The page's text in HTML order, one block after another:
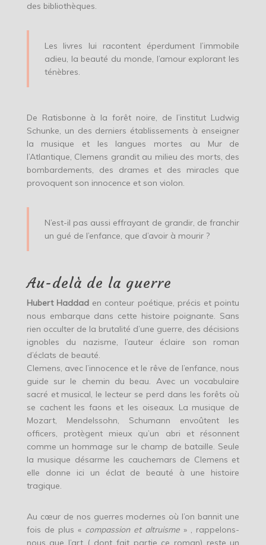
des bibliothèques.
Les livres lui racontent éperdument l’immobile
adieu, la beauté du monde, l’amour explorant les
ténèbres.
De Ratisbonne à la forêt noire, de l’institut Ludwig
Schunke, un des derniers établissements à enseigner
la musique et les langues mortes au Mur de
l’Atlantique, Clemens grandit au milieu des morts, des
bombardements, des drames et des miracles que
provoquent son innocence et son violon.
N’est-il pas aussi effrayant de grandir, de franchir
un gué de l’enfance, que d’avoir à mourir ?
Au-delà de la guerre
Hubert Haddad en conteur poétique, précis et pointu
nous embarque dans cette histoire poignante. Sans
rien occulter de la brutalité d’une guerre, des décisions
ignobles du nazisme, l’auteur éclaire son roman
d’éclats de beauté.
Clemens, avec l’innocence et le rêve de l’enfance, nous
guide sur le chemin du beau. Avec un vocabulaire
sacré et musical, le lecteur se perd dans les forêts où
se cachent les faons et les oiseaux. La musique de
Mozart, Mendelssohn, Schumann envoûtent les
officers, protègent mieux qu’un abri et résonnent
comme un hommage sur le champ de bataille. Seule
la musique désarme les cauchemars de Clemens et
elle donne ici un éclat de beauté à une histoire
tragique.
Au cœur de nos guerres modernes où l’on bannit une
fois de plus « compassion et altruisme » , rappelons-
nous que l’art ( dont fait partie ce roman) reste un